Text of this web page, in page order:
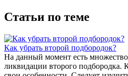
Статьи по теме
Как убрать второй подбородок?
На данный момент есть
ликвидации второго подбородка.